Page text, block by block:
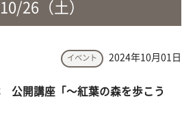
10/26（土）
イベント 2024年10月01日
公開講座「～紅葉の森を歩こう